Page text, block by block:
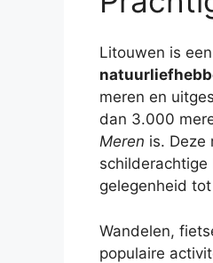
Litouwen is
meren en
dan 3.000
Meren is. Deze
gelegenheid
Wandelen,
populaire